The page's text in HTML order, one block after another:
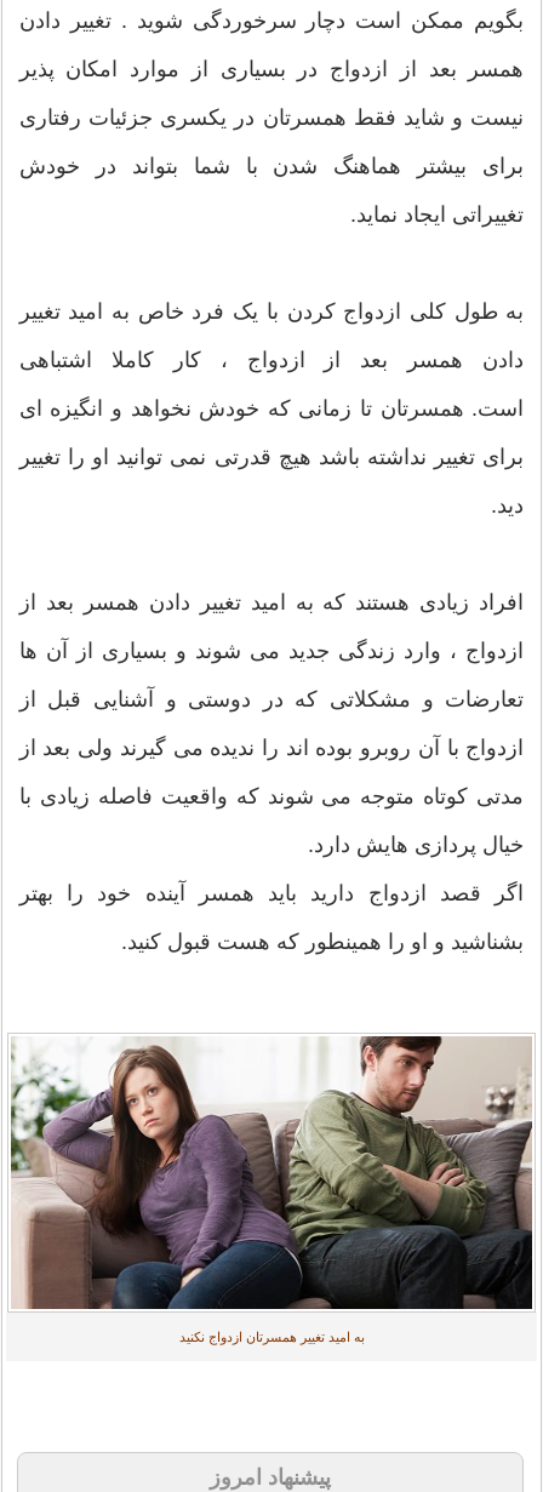
بگویم ممکن است دچار سرخوردگی شوید . تغییر دادن
همسر بعد از ازدواج در بسیاری از موارد امکان پذیر
نیست و شاید فقط همسرتان در یکسری جزئیات رفتاری
برای بیشتر هماهنگ شدن با شما بتواند در خودش
تغییراتی ایجاد نماید.
به طول کلی ازدواج کردن با یک فرد خاص به امید تغییر
دادن همسر بعد از ازدواج ، کار کاملا اشتباهی
است. همسرتان تا زمانی که خودش نخواهد و انگیزه ای
برای تغییر نداشته باشد هیچ قدرتی نمی توانید او را تغییر
دید.
افراد زیادی هستند که به امید تغییر دادن همسر بعد از
ازدواج ، وارد زندگی جدید می شوند و بسیاری از آن ها
تعارضات و مشکلاتی که در دوستی و آشنایی قبل از
ازدواج با آن روبرو بوده اند را ندیده می گیرند ولی بعد از
مدتی کوتاه متوجه می شوند که واقعیت فاصله زیادی با
خیال پردازی هایش دارد.
اگر قصد ازدواج دارید باید همسر آینده خود را بهتر
بشناشید و او را همینطور که هست قبول کنید.
به امید تغییر همسرتان ازدواج نکنید
پیشنهاد امروز